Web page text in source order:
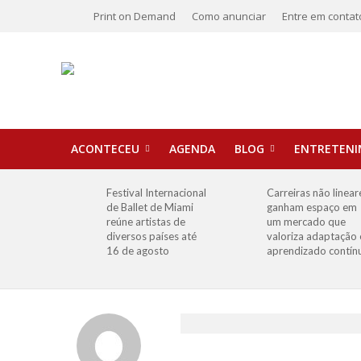
Print on Demand Como anunciar Entre em
ACONTECEU AGENDA BLOG
Festival Internacional
de Ballet de Miami
reúne artistas de
diversos países até
16 de agosto
Carreiras não
ganham espaço em
um mercado que
valoriza adaptação
aprendizado